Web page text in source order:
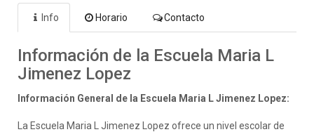
Info Horario Contacto
Información de la Escuela Maria L
Jimenez Lopez
Información General de la Escuela Maria L Jimenez Lopez:
La Escuela Maria L Jimenez Lopez ofrece un nivel escolar de